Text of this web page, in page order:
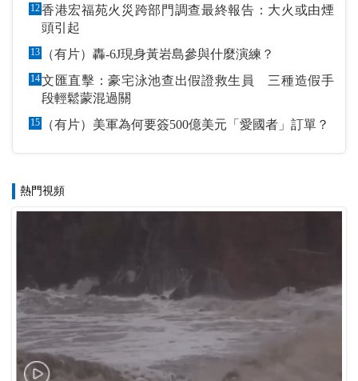
12香港宏福苑火災跨部門調查最終報告：大火或由煙
頭引起
13 （有片）轟-6J現身黃岩島參與什麼演練？
14文匯直擊：豪宅泳池查出假證救生員 三種造假手
段輕鬆蒙混過關
15 （有片）美軍為何要簽500億美元「愛國者」訂單？
熱門視頻